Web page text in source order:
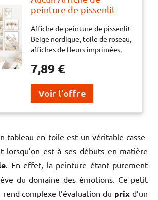
peinture de pissenlit
roseau, affiches de fleurs
imprimées, queue de
lapin, herbe, tableau
salon
Affiche de peinture de pissenlit
Beige nordique, toile de roseau,
affiches de fleurs imprimées,
d'art mural, décor de salon
7,89 €
tableau en toile est un véritable casse-
lorsqu’on est à ses débuts en matière
. En effet, la peinture étant purement
du domaine des émotions. Ce petit
complexe l’évaluation du prix d’un